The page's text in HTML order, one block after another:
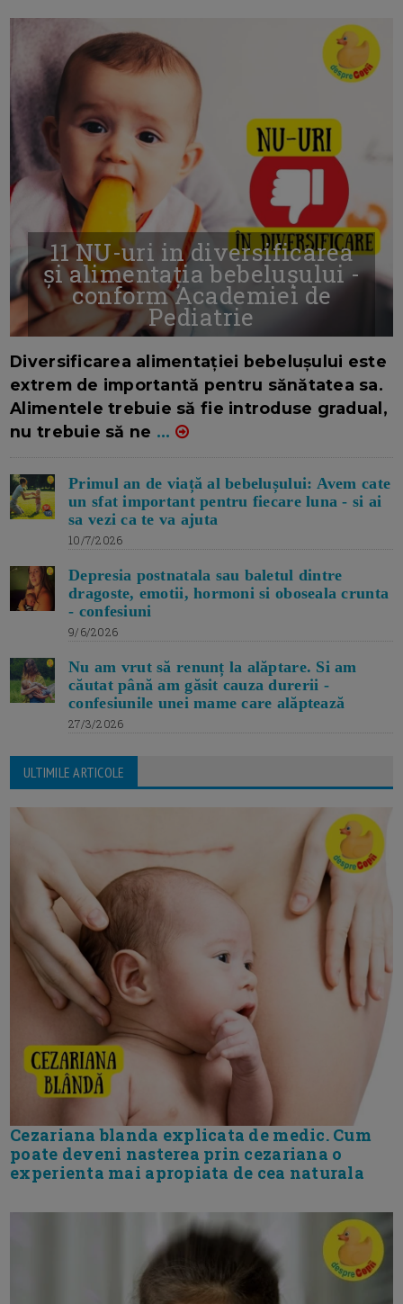
11 NU-uri in diversificarea
și alimentația bebelușului -
conform Academiei de
Pediatrie
Diversificarea alimentației bebelușului este
extrem de importantă pentru sănătatea sa.
Alimentele trebuie să fie introduse gradual,
nu trebuie să ne ...
Primul an de viață al bebelușului: Avem cate
un sfat important pentru fiecare luna - si ai
sa vezi ca te va ajuta
10/7/2026
Depresia postnatala sau baletul dintre
dragoste, emotii, hormoni si oboseala crunta
- confesiuni
9/6/2026
Nu am vrut să renunț la alăptare. Si am
căutat până am găsit cauza durerii -
confesiunile unei mame care alăptează
27/3/2026
ULTIMILE ARTICOLE
Cezariana blanda explicata de medic. Cum
poate deveni nasterea prin cezariana o
experienta mai apropiata de cea naturala